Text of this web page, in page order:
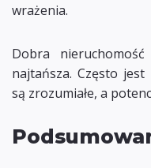
wrażenia.
Dobra
najtańsza. Często
są zrozumiałe, a